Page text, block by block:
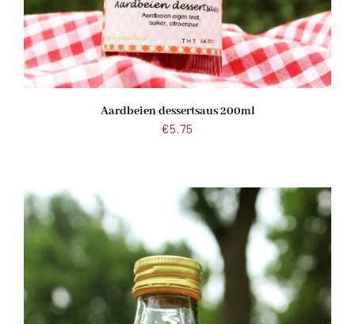
Aardbeien dessertsaus 200ml
€5.75